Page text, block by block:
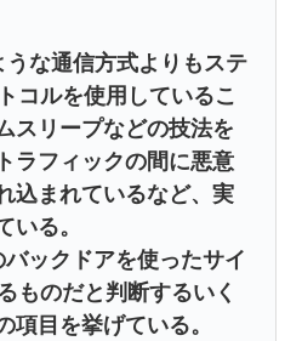
な通信方式よりもステ
コルを使用しているこ
スリープなどの技法を
ラフィックの間に悪意
込まれているなど、実
いる。
ックドアを使ったサイ
ものだと判断するいく
項目を挙げている。